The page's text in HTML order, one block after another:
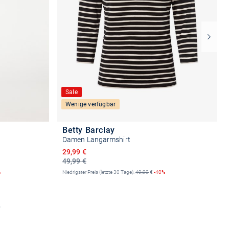
Sale
Wenige verfügbar
Betty Barclay
Damen Langarmshirt
49,99 €
Ermäßigter Preis
29,99 €
Niedrigster Preis (letzte 30 Tage):49,99€ -40%